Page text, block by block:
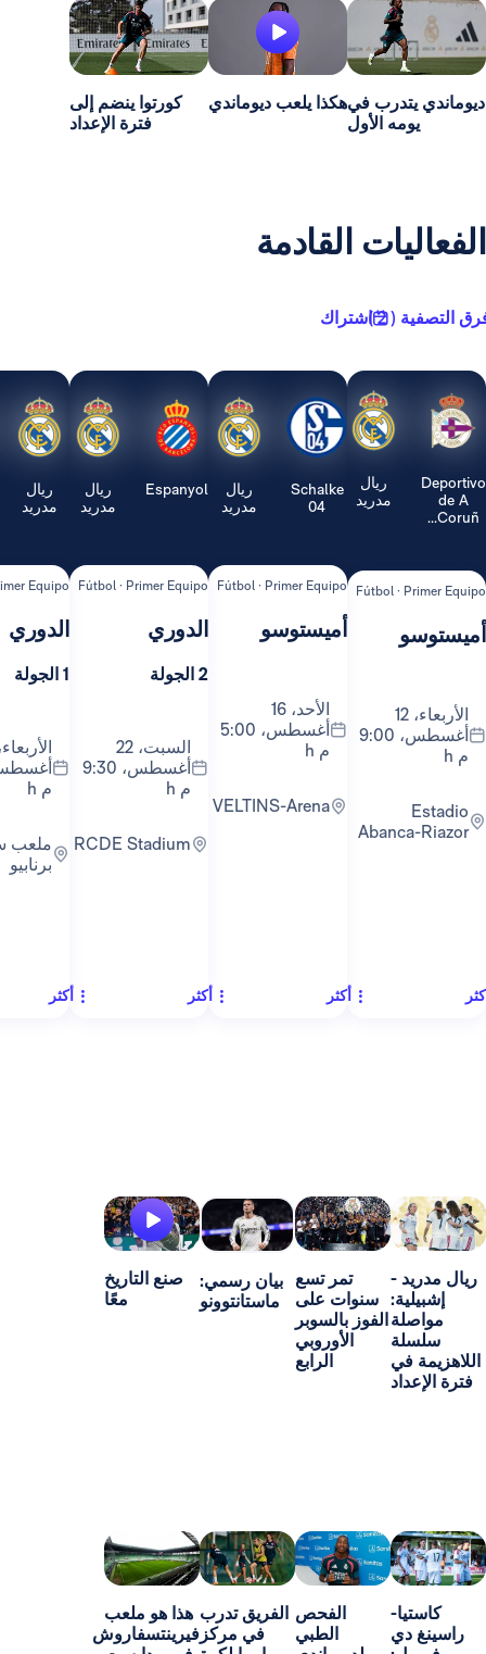
فيهكذا يلعب ديوماندي
كورتوا ينضم إلى
فترة الإعداد
القادمة
) اشتراك
ريال
مدريد
Fútbol
أغسطس، 9:00
Schalke
04
ريال
مدريد
Fútbol · Primer Equipo
أميستوسو
الأحد، 16
أغسطس، 5:00
م h
VELTINS-Arena
Espanyol
ريال
Fútbol · Primer Equipo
الدوري
السبت، 22
أغسطس، 9:30
RCDE Stadium
ريال
مدريد
Real
Sociedad
Fútbol · Primer Equipo
الدوري
1 الجولة
الأربعاء، 26
أغسطس، 9:00
ملعب سانتياغو
-
تمر تسع
سنوات على
الفوز بالسوبر
الأوروبي
الرابع
بيان رسمي:
ماستانتوونو
صنع التاريخ
معًا
الفحص
الطبي
الفريق تدرب
في مركز
هذا هو ملعب
فيرينتسفاروش